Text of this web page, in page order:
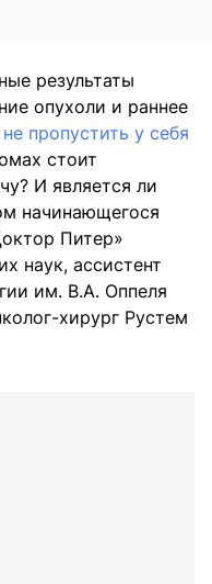
результаты
опухоли и раннее
не пропустить у себя
стоит
И является ли
начинающегося
Питер»
наук, ассистент
им. В.А. Оппеля
хирург Рустем